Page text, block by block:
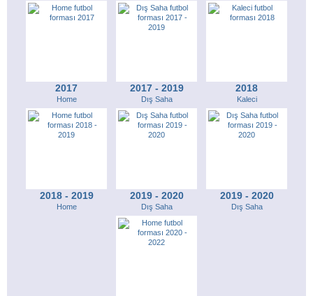
2017
Home
2017 - 2019
Dış Saha
2018
Kaleci
2018 - 2019
Home
2019 - 2020
Dış Saha
2019 - 2020
Dış Saha